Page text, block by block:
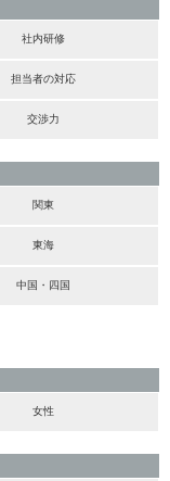
社内研修
担当者の対応
交渉力
関東
東海
中国・四国
女性